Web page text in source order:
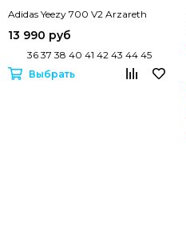
Adidas Yeezy 700 V2 Arzareth
13 990 руб
36 37 38 40 41 42 43 44 45
Выбрать